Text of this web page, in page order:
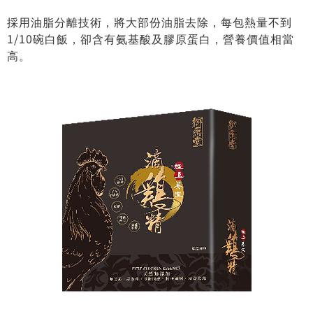
採用油脂分離技術，將大部份油脂去除，每包熱量不到
1/10碗白飯，卻含有氨基酸及膠原蛋白，營養價值相當
高。